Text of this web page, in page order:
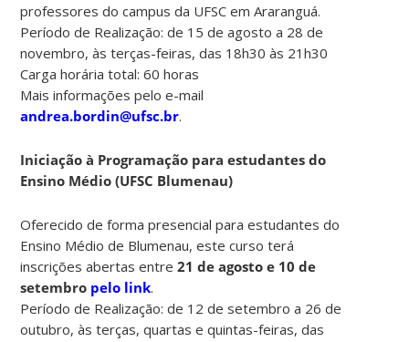
professores do campus da UFSC em Araranguá.
Período de Realização: de 15 de agosto a 28 de
novembro, às terças-feiras, das 18h30 às 21h30
Carga horária total: 60 horas
Mais informações pelo e-mail
andrea.bordin@ufsc.br.
Iniciação à Programação para estudantes do
Ensino Médio (UFSC Blumenau)
Oferecido de forma presencial para estudantes do
Ensino Médio de Blumenau, este curso terá
inscrições abertas entre21 de agosto e 10 de
setembro pelo link.
Período de Realização: de 12 de setembro a 26 de
outubro, às terças, quartas e quintas-feiras, das